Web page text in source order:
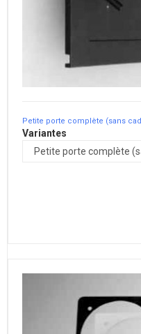
Petite porte complète (sans
Variantes